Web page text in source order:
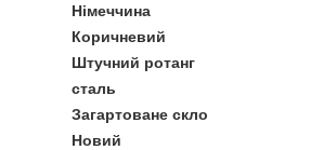
Німеччина
Коричневий
Штучний ротанг
сталь
Загартоване скло
Новий